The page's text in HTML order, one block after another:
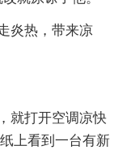
炎热，带来凉
打开空调凉快
上看到一台有新